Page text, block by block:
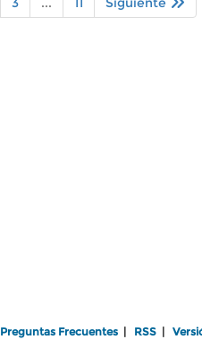
Preguntas Frecuentes RSS